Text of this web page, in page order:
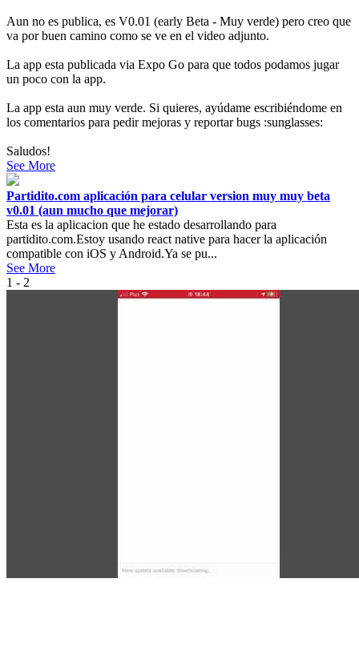
Aun no es publica, es V0.01 (early Beta - Muy verde) pero creo que
va por buen camino como se ve en el video adjunto.
La app esta publicada via Expo Go para que todos podamos jugar
un poco con la app.
La app esta aun muy verde. Si quieres, ayúdame escribiéndome en
los comentarios para pedir mejoras y reportar bugs :sunglasses:
Saludos!
See More
Partidito.com aplicación para celular version muy muy beta
v0.01 (aun mucho que mejorar)
Esta es la aplicacion que he estado desarrollando para
partidito.com.Estoy usando react native para hacer la aplicación
compatible con iOS y Android.Ya se pu...
See More
1 - 2